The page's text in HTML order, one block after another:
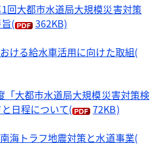
大都市水道局大規模災害対策
(
362KB)
ける給水車活用に向けた取組(
「大都市水道局大規模災害対策検
日程について(
72KB)
海トラフ地震対策と水道事業(